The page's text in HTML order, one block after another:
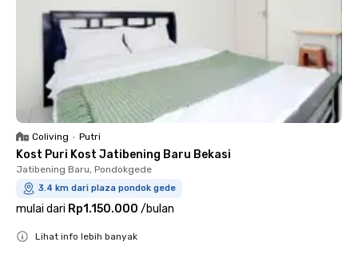
Coliving • Putri
Kost Puri Kost Jatibening Baru Bekasi
Jatibening Baru, Pondokgede
3.4 km dari plaza pondok gede
mulai dari Rp1.150.000 /bulan
Lihat info lebih banyak